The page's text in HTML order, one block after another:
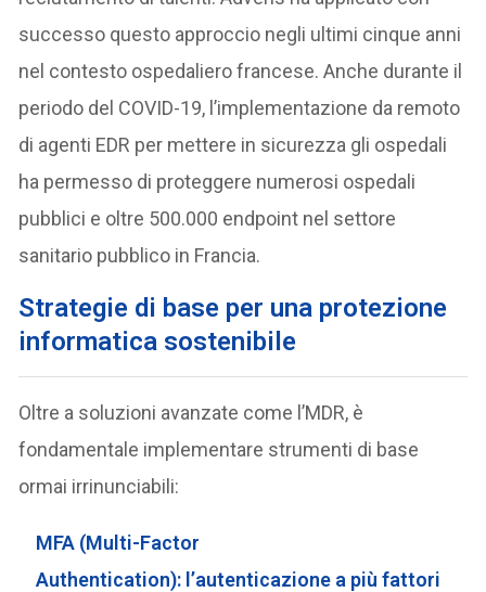
successo questo approccio negli ultimi cinque anni
nel contesto ospedaliero francese. Anche durante il
periodo del COVID-19, l’implementazione da remoto
di agenti EDR per mettere in sicurezza gli ospedali
ha permesso di proteggere numerosi ospedali
pubblici e oltre 500.000 endpoint nel settore
sanitario pubblico in Francia.
Strategie di base per una protezione
informatica sostenibile
Oltre a soluzioni avanzate come l’MDR, è
fondamentale implementare strumenti di base
ormai irrinunciabili:
MFA (Multi-Factor
Authentication): l’autenticazione a più fattori